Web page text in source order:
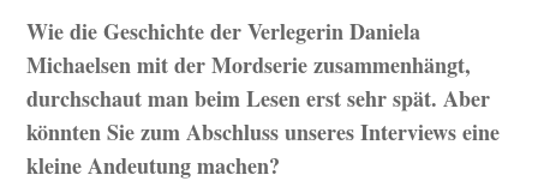
Wie die Geschichte der Verlegerin Daniela
Michaelsen mit der Mordserie zusammenhängt,
durchschaut man beim Lesen erst sehr spät. Aber
könnten Sie zum Abschluss unseres Interviews eine
kleine Andeutung machen?